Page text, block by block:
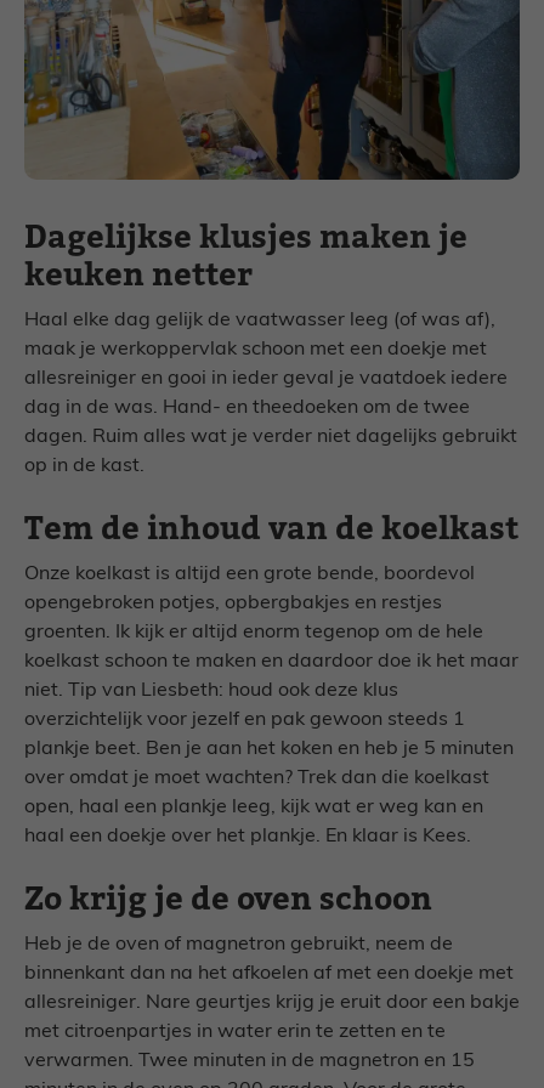
Dagelijkse klusjes maken je
keuken netter
Haal elke dag gelijk de vaatwasser leeg (of was af),
maak je werkoppervlak schoon met een doekje met
allesreiniger en gooi in ieder geval je vaatdoek iedere
dag in de was. Hand- en theedoeken om de twee
dagen. Ruim alles wat je verder niet dagelijks gebruikt
op in de kast.
Tem de inhoud van de koelkast
Onze koelkast is altijd een grote bende, boordevol
opengebroken potjes, opbergbakjes en restjes
groenten. Ik kijk er altijd enorm tegenop om de hele
koelkast schoon te maken en daardoor doe ik het maar
niet. Tip van Liesbeth: houd ook deze klus
overzichtelijk voor jezelf en pak gewoon steeds 1
plankje beet. Ben je aan het koken en heb je 5 minuten
over omdat je moet wachten? Trek dan die koelkast
open, haal een plankje leeg, kijk wat er weg kan en
haal een doekje over het plankje. En klaar is Kees.
Zo krijg je de oven schoon
Heb je de oven of magnetron gebruikt, neem de
binnenkant dan na het afkoelen af met een doekje met
allesreiniger. Nare geurtjes krijg je eruit door een bakje
met citroenpartjes in water erin te zetten en te
verwarmen. Twee minuten in de magnetron en 15